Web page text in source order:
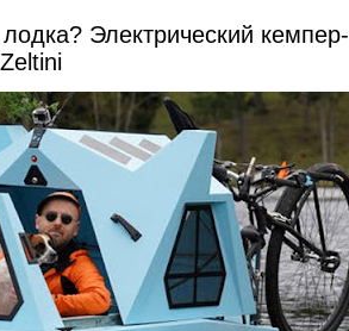
Электрический кемпер-